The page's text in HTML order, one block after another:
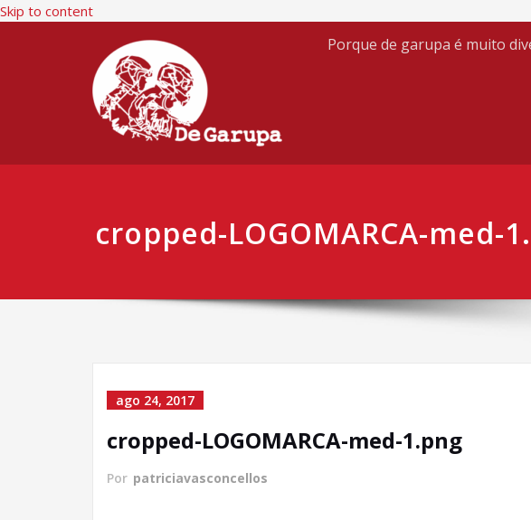
Skip to content
Porque de garupa é muito
cropped-LOGOMARCA-med-
ago 24, 2017
cropped-LOGOMARCA-med-1.png
Por patriciavasconcellos